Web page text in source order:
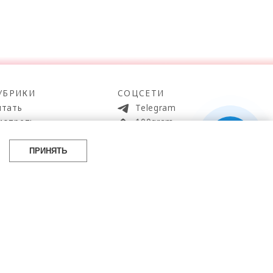
СОЦСЕТИ
Telegram
100gram
ПРИНЯТЬ